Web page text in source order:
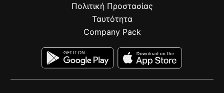
Πολιτική Προστασίας
Ταυτότητα
Company Pack